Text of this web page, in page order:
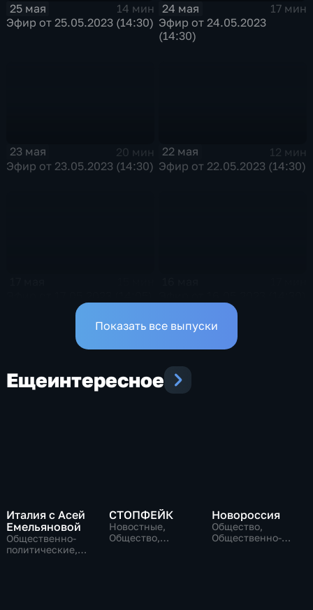
25 мая
14 мин
Эфир от 25.05.2023 (14:30)
24 мая
17 мин
Эфир от 24.05.2023
(14:30)
23 мая
20 мин
Эфир от 23.05.2023 (14:30)
22 мая
12 мин
Эфир от 22.05.2023 (14:30)
Показать все выпуски
Ещеинтересное
Италия с Асей
Емельяновой
Общественно-
политические,
СТОПФЕЙК
Новостные,
Общество,
Новороссия
Общество,
Общественно-